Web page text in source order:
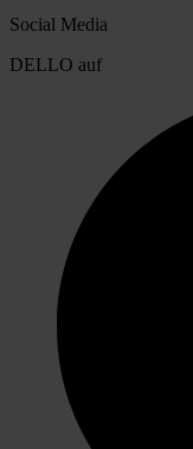
Social Media
DELLO auf